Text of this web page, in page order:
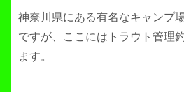
神奈川県にある有名なキャンプ
ですが、ここにはトラウト管理
ます。